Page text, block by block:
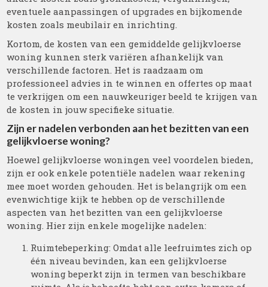
eventuele aanpassingen of upgrades en bijkomende
kosten zoals meubilair en inrichting.
Kortom, de kosten van een gemiddelde gelijkvloerse
woning kunnen sterk variëren afhankelijk van
verschillende factoren. Het is raadzaam om
professioneel advies in te winnen en offertes op maat
te verkrijgen om een nauwkeuriger beeld te krijgen van
de kosten in jouw specifieke situatie.
Zijn er nadelen verbonden aan het bezitten van een
gelijkvloerse woning?
Hoewel gelijkvloerse woningen veel voordelen bieden,
zijn er ook enkele potentiële nadelen waar rekening
mee moet worden gehouden. Het is belangrijk om een
evenwichtige kijk te hebben op de verschillende
aspecten van het bezitten van een gelijkvloerse
woning. Hier zijn enkele mogelijke nadelen:
Ruimtebeperking: Omdat alle leefruimtes zich op
één niveau bevinden, kan een gelijkvloerse
woning beperkt zijn in termen van beschikbare